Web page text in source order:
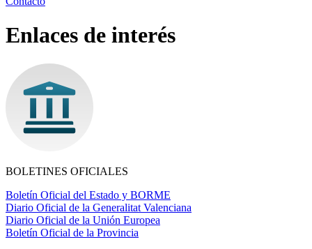
Enlaces de interés
BOLETINES OFICIALES
Boletín Oficial del Estado y BORME
Diario Oficial de la Generalitat Valenciana
Diario Oficial de la Unión Europea
Boletín Oficial de la Provincia